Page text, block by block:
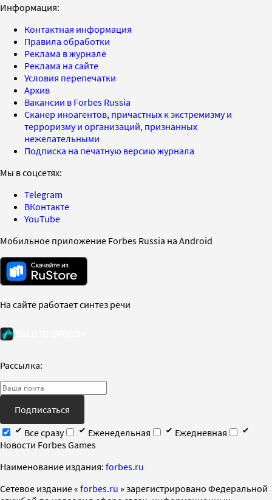
Информация:
Контактная информация
Правила обработки
Реклама в журнале
Реклама на сайте
Условия перепечатки
Архив
Вакансии в Forbes Russia
Сканер иноагентов, причастных к экстремизму и
терроризму и организаций, признанных
нежелательными
Подписка на печатную версию журнала
Мы в соцсетях:
Telegram
ВКонтакте
YouTube
Мобильное приложение Forbes Russia на Android
На сайте работает синтез речи
Рассылка:
Подписаться
Все сразу
Еженедельная
Ежедневная
Новости Forbes Games
Наименование издания: forbes.ru
Cетевое издание « forbes.ru » зарегистрировано Федеральной